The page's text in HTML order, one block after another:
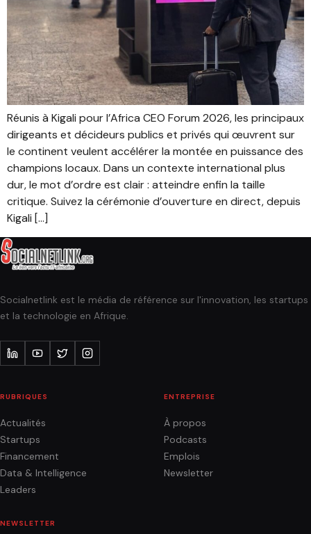
Réunis à Kigali pour l’Africa CEO Forum 2026, les principaux
dirigeants et décideurs publics et privés qui œuvrent sur
le continent veulent accélérer la montée en puissance des
champions locaux. Dans un contexte international plus
dur, le mot d’ordre est clair : atteindre enfin la taille
critique. Suivez la cérémonie d’ouverture en direct, depuis
Kigali […]
Socialnetlink est le média de référence sur l'innovation, les startups
et la technologie en Afrique.
RUBRIQUES
Actualités
Startups
Financement
Data & Intelligence
Leaders
ENTREPRISE
À propos
Podcasts
Emplois
Newsletter
NEWSLETTER